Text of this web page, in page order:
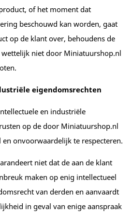
of het moment dat
beschouwd kan worden, gaat
op de klant over, behoudens de
niet door Miniatuurshop.nl
eigendomsrechten
en industriële
op de door Miniatuurshop.nl
en onvoorwaardelijk te respecteren.
niet dat de aan de klant
maken op enig intellectueel
van derden en aanvaardt
in geval van enige aanspraak